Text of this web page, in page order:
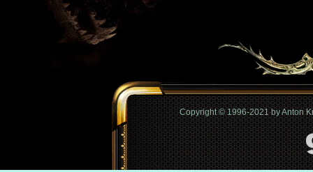
Copyright © 1996-2021 by Anton